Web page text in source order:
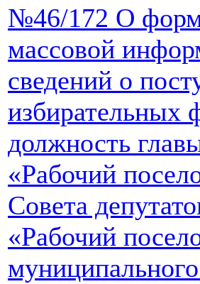
№46/172 О
массовой
сведений о
избирательных
должность
«Рабочий
Совета
«Рабочий